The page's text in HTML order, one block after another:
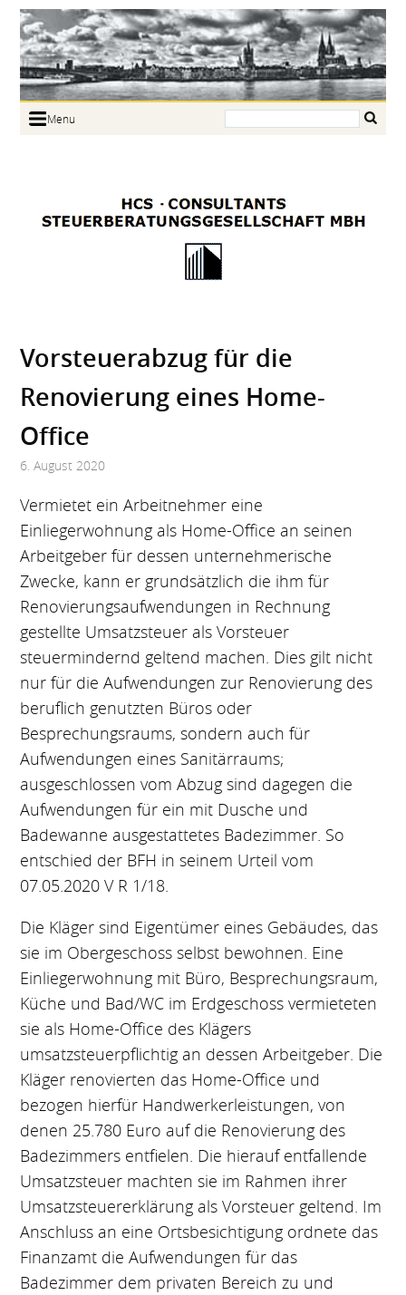
Menu
Links
Vorsteuerabzug für die
Renovierung eines Home-
Office
6. August 2020
Vermietet ein Arbeitnehmer eine
Einliegerwohnung als Home-Office an seinen
Arbeitgeber für dessen unternehmerische
Zwecke, kann er grundsätzlich die ihm für
Renovierungsaufwendungen in Rechnung
gestellte Umsatzsteuer als Vorsteuer
steuermindernd geltend machen. Dies gilt nicht
nur für die Aufwendungen zur Renovierung des
beruflich genutzten Büros oder
Besprechungsraums, sondern auch für
Aufwendungen eines Sanitärraums;
ausgeschlossen vom Abzug sind dagegen die
Aufwendungen für ein mit Dusche und
Badewanne ausgestattetes Badezimmer. So
entschied der BFH in seinem Urteil vom
07.05.2020 V R 1/18.
Die Kläger sind Eigentümer eines Gebäudes, das
sie im Obergeschoss selbst bewohnen. Eine
Einliegerwohnung mit Büro, Besprechungsraum,
Küche und Bad/WC im Erdgeschoss vermieteten
sie als Home-Office des Klägers
umsatzsteuerpflichtig an dessen Arbeitgeber. Die
Kläger renovierten das Home-Office und
bezogen hierfür Handwerkerleistungen, von
denen 25.780 Euro auf die Renovierung des
Badezimmers entfielen. Die hierauf entfallende
Umsatzsteuer machten sie im Rahmen ihrer
Umsatzsteuererklärung als Vorsteuer geltend. Im
Anschluss an eine Ortsbesichtigung ordnete das
Finanzamt die Aufwendungen für das
Badezimmer dem privaten Bereich zu und